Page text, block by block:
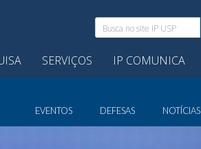
Busca
no
site
IP
SERVIÇOS IP COMUNICA
EVENTOS DEFESAS NOTÍCIAS